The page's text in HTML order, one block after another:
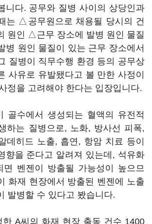
니다. 공무와 질병 사이의 상당인과
는 △공무원으로 채용될 당시의 건
원인 △근무 장소에 발병 원인 물질
원인 물질이 있는 근무 장소에서
질병이 직무수행 환경 등의 공무상
사유로 유발됐다고 볼 만한 사정이
정을 고려해야 한다는 입장입니다.
골수에서 생성되는 혈액의 유전적
하는 질병으로, 노화, 방사선 피폭,
데히드 노출, 흡연, 항암 치료 등이
향을 준다고 알려져 있는데, 석유화
면 벤젠이 방출될 가능성이 높으므
화재 현장에서 방출된 벤젠에 노출
발병할 수 있다고 봤습니다.
한 A씨의 화재 현장 출동 건수 1400